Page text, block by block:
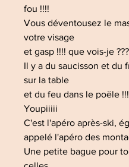
fou !!!!
Vous déventousez le
votre visage
et gasp !!!! que vois-je
Il y a du saucisson et du
sur la table
et du feu dans le poële
Youpiiiii
C'est l'apéro après-ski,
appelé l'apéro des
Une petite bague pour